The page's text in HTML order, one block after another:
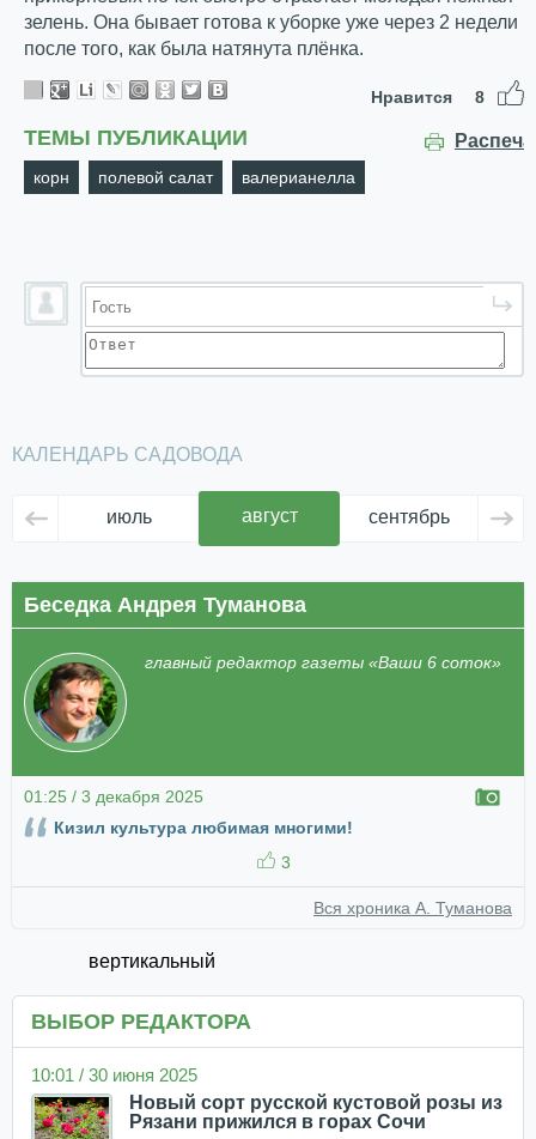
зелень. Она бывает готова к уборке уже через 2 недели
после того, как была натянута плёнка.
Нравится 8
ТЕМЫ ПУБЛИКАЦИИ
корн полевой салат валерианелла
КАЛЕНДАРЬ САДОВОДА
июль август сентябрь
Беседка Андрея Туманова
главный редактор газеты «Ваши 6 соток»
01:25 / 3 декабря 2025
Кизил культура любимая многими!
3
Вся хроника А. Туманова
вертикальный
ВЫБОР РЕДАКТОРА
10:01 / 30 июня 2025
Новый сорт русской кустовой розы из
Рязани прижился в горах Сочи